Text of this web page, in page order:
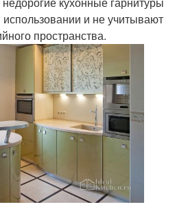
и не учитывают
пространства.